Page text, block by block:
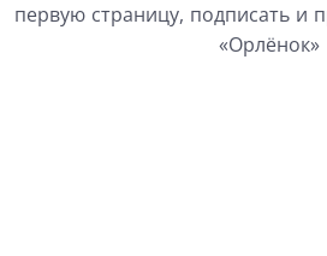
первую страницу, подписать и
«Орлёнок»